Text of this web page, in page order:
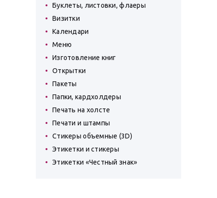
Буклеты, листовки, флаеры
Визитки
Календари
Меню
Изготовление книг
Открытки
Пакеты
Папки, кардхолдеры
Печать на холсте
Печати и штампы
Стикеры объемные (3D)
Этикетки и стикеры
Этикетки «Честный знак»